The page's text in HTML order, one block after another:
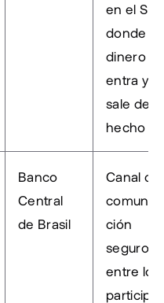
en el SPI,
donde el
dinero
entra y
sale de
hecho
Banco
Central
de Brasil
Canal de
ción
seguro
entre los